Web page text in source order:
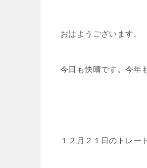
おはようございます。
今日も快晴です。今年
１２月２１日のトレ